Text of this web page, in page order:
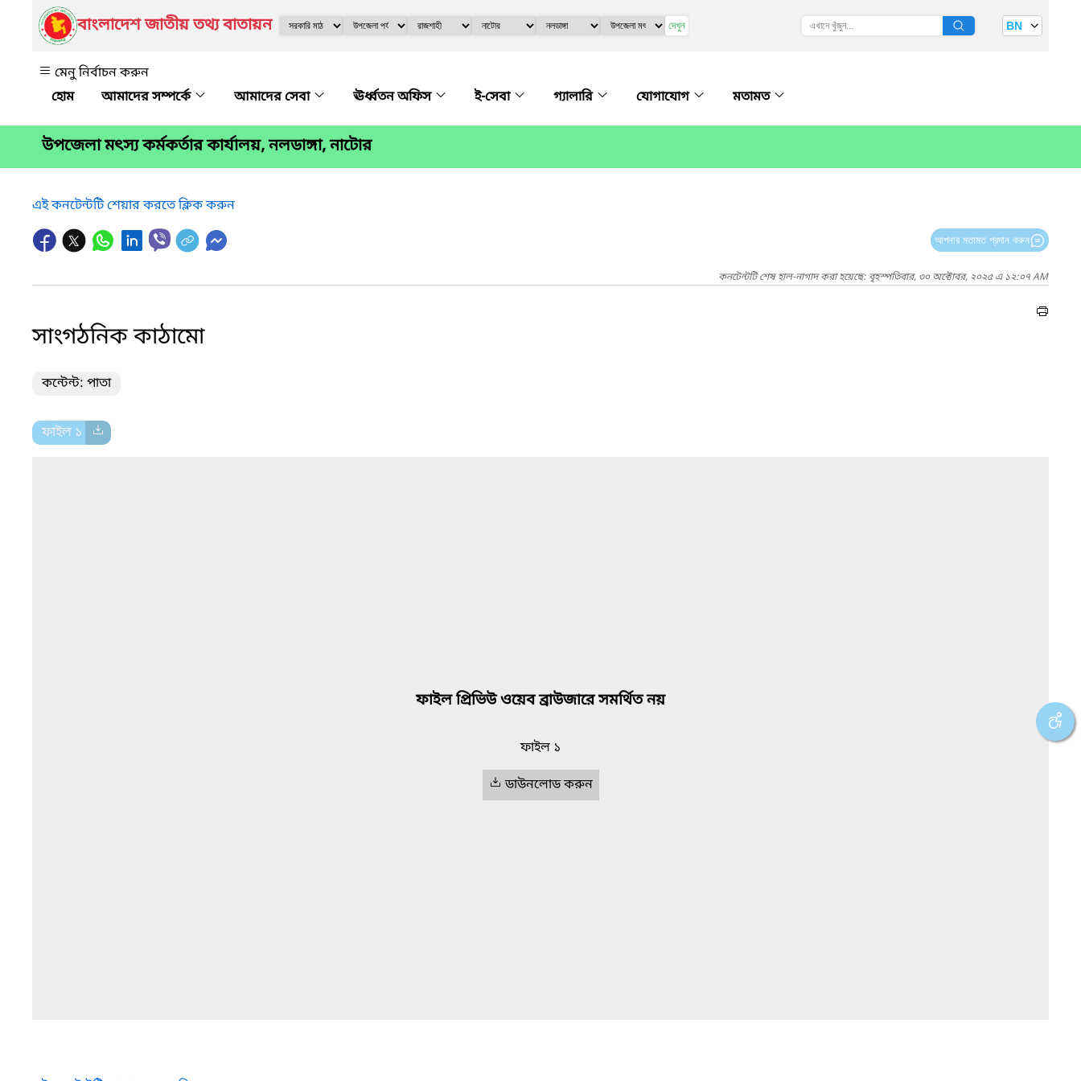
বাংলাদেশ জাতীয় তথ্য বাতায়ন দেখুন BN
মেনু নির্বাচন করুন
আমাদের সম্পর্কে
আমাদের সেবা ঊর্ধ্বতন অফিস ই-সেবা গ্যালারি যোগাযোগ মতামত
উপজেলা মৎস্য কর্মকর্তার কার্যালয়, নলডাঙ্গা, নাটোর
এই কনটেন্টটি শেয়ার করতে ক্লিক করুন
আপনার মতামত প্রদান করুন
কনটেন্টটি শেষ হাল-নাগাদ করা হয়েছে: বৃহস্পতিবার, ৩০ অক্টোবর, ২০২৫ এ ১২:০৭ AM
সাংগঠনিক কাঠামো
কন্টেন্ট: পাতা
ফাইল ১
ফাইল প্রিভিউ ওয়েব ব্রাউজারে সমর্থিত নয়
ফাইল ১
ডাউনলোড করুন